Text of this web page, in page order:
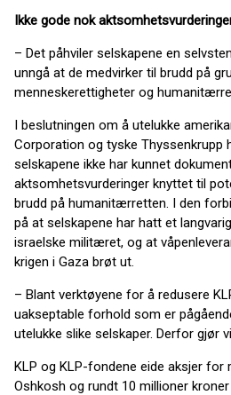
Ikke gode nok
– Det påhviler selskapene en
unngå at de medvirker til brudd på
menneskerettigheter og
I beslutningen om å utelukke
Corporation og tyske Thyssenkrupp
selskapene ikke har kunnet
aktsomhetsvurderinger knyttet til
brudd på humanitærretten. I den
på at selskapene har hatt et
israelske militæret, og at
krigen i Gaza brøt ut.
– Blant verktøyene for å redusere
uakseptable forhold som er
utelukke slike selskaper. Derfor gjør
KLP og KLP-fondene eide aksjer for
Oshkosh og rundt 10 millioner